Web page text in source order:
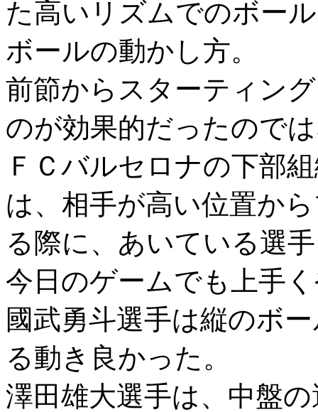
た高いリズムでのボー
ボールの動かし方。
前節からスターティン
のが効果的だったので
ＦＣバルセロナの下部
は、相手が高い位置か
る際に、あいている選
今日のゲームでも上手
國武勇斗選手は縦のボ
る動き良かった。
澤田雄大選手は、中盤